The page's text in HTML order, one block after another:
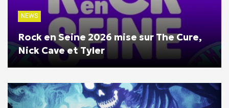
NEWS
Rock en Seine 2026 mise sur The Cure,
Nick Cave et Tyler